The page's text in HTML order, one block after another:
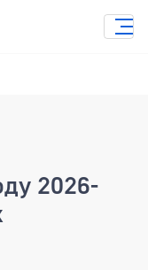
2026-